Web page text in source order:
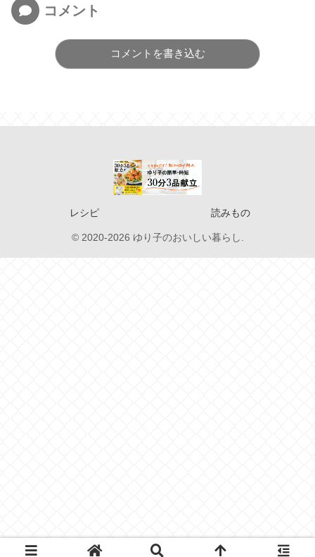
コメント
コメントを書き込む
レシピ 読みもの
© 2020-2026 ゆり子のおいしい暮らし.